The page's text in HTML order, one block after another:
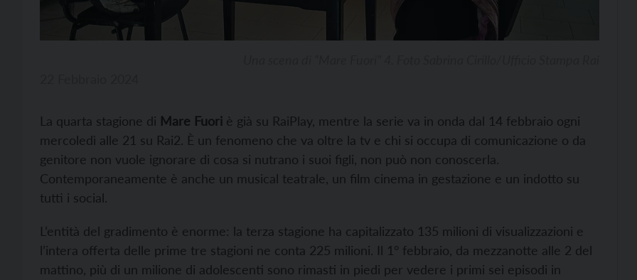
La quarta stagione di Mare Fuori è già su RaiPlay, mentre la serie va in onda dal 14 febbraio ogni
mercoledì alle 21 su Rai2. È un fenomeno che va oltre la tv e chi si occupa di comunicazione o da
genitore non vuole ignorare di cosa si nutrano i suoi figli, non può non conoscerla.
Contemporaneamente è anche un musical teatrale, un film cinema in gestazione e un indotto su
tutti i social.
L’entità del gradimento è enorme: la terza stagione ha capitalizzato 135 milioni di visualizzazioni e
l’intera offerta delle prime tre stagioni ne conta 225 milioni. Il 1° febbraio, da mezzanotte alle 2 del
mattino, più di un milione di adolescenti sono rimasti in piedi per vedere i primi sei episodi in